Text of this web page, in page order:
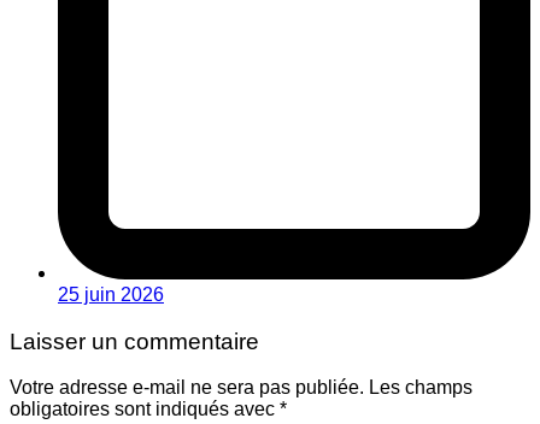
25 juin 2026
Laisser un commentaire
Votre adresse e-mail ne sera pas publiée. Les champs
obligatoires sont indiqués avec *